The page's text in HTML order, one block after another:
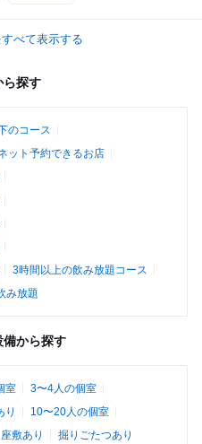
べて表示する
ら探す
のコース
ット予約できるお店
3時間以上の飲み放題コース
み放題
備から探す
室
3〜4人の個室
り
10〜20人の個室
座敷あり 掘りごたつあり